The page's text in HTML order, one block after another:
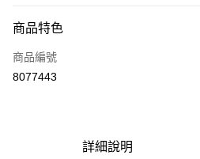
全家取貨付款
每筆NT$60，滿NT$599(含以上)免運費
付款後全家取貨
每筆NT$60，滿NT$599(含以上)免運費
商品特色
商品編號
8077443
詳細說明